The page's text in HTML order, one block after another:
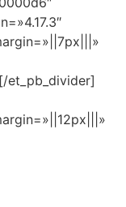
et_pb_divider]